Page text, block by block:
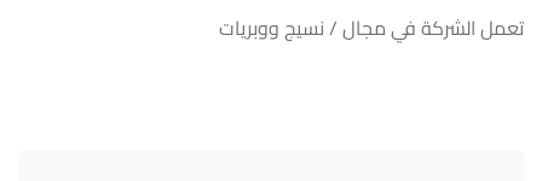
تعمل الشركة في مجال / نسيج ووبريات